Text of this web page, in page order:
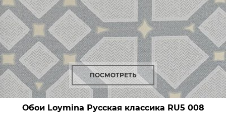
ПОСМОТРЕТЬ
Обои Loymina Русская классика RU5 008